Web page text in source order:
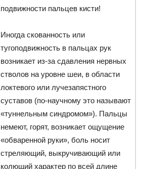
подвижности пальцев кисти!
Иногда скованность или
тугоподвижность в пальцах рук
возникает из-за сдавления нервных
стволов на уровне шеи, в области
локтевого или лучезапястного
суставов (по-научному это называют
«туннельным синдромом»). Пальцы
немеют, горят, возникает ощущение
«обваренной руки», боль носит
стреляющий, выкручивающий или
колющий характер по всей длине